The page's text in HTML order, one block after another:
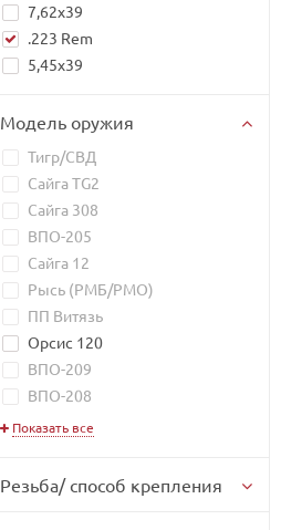
7,62x39
.223 Rem
5,45x39
Модель оружия
Тигр/СВД
Сайга TG2
Сайга 308
ВПО-205
Сайга 12
Рысь (РМБ/РМО)
ПП Витязь
Орсис 120
ВПО-209
ВПО-208
Показать все
Резьба/ способ крепления